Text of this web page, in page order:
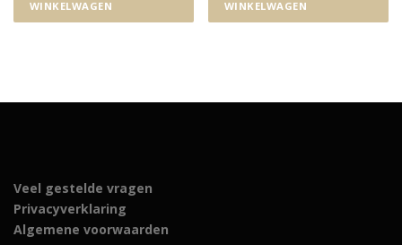
5
9
WINKELWAGEN
WINKELWAGEN
Veel gestelde vragen
Privacyverklaring
Algemene voorwaarden